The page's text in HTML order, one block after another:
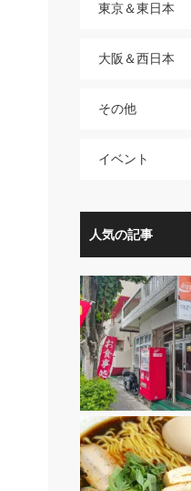
東京＆東日本
大阪＆西日本
その他
イベント
人気の記事